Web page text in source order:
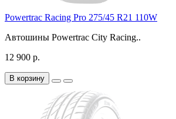
Powertrac Racing Pro 275/45 R21 110W
Автошины Powertrac City Racing..
12 900 р.
В корзину